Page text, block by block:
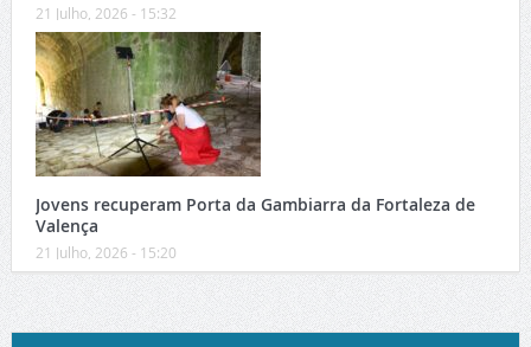
21 Julho, 2026 - 15:32
Jovens recuperam Porta da Gambiarra da Fortaleza de
Valença
21 Julho, 2026 - 15:20